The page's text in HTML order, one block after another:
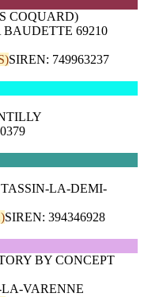
COQUARD)
69210
SIREN: 749963237
LA-DEMI-
SIREN: 394346928
BY CONCEPT
LA-VARENNE